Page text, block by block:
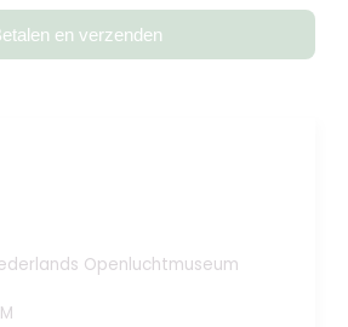
en verzenden
Openluchtmuseum